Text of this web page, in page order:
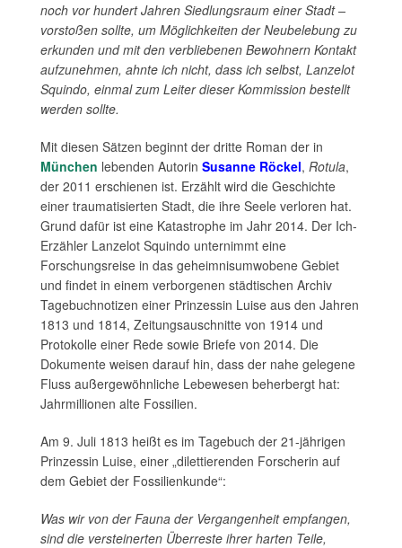
noch vor hundert Jahren Siedlungsraum einer Stadt –
vorstoßen sollte, um Möglichkeiten der Neubelebung zu
erkunden und mit den verbliebenen Bewohnern Kontakt
aufzunehmen, ahnte ich nicht, dass ich selbst, Lanzelot
Squindo, einmal zum Leiter dieser Kommission bestellt
werden sollte.
Mit diesen Sätzen beginnt der dritte Roman der in
München lebenden Autorin Susanne Röckel, Rotula,
der 2011 erschienen ist. Erzählt wird die Geschichte
einer traumatisierten Stadt, die ihre Seele verloren hat.
Grund dafür ist eine Katastrophe im Jahr 2014. Der Ich-
Erzähler Lanzelot Squindo unternimmt eine
Forschungsreise in das geheimnisumwobene Gebiet
und findet in einem verborgenen städtischen Archiv
Tagebuchnotizen einer Prinzessin Luise aus den Jahren
1813 und 1814, Zeitungsauschnitte von 1914 und
Protokolle einer Rede sowie Briefe von 2014. Die
Dokumente weisen darauf hin, dass der nahe gelegene
Fluss außergewöhnliche Lebewesen beherbergt hat:
Jahrmillionen alte Fossilien.
Am 9. Juli 1813 heißt es im Tagebuch der 21-jährigen
Prinzessin Luise, einer „dilettierenden Forscherin auf
dem Gebiet der Fossilienkunde“:
Was wir von der Fauna der Vergangenheit empfangen,
sind die versteinerten Überreste ihrer harten Teile,